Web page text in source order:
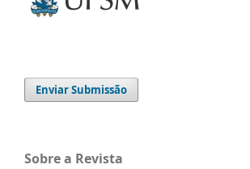
Enviar Submissão
Sobre a Revista